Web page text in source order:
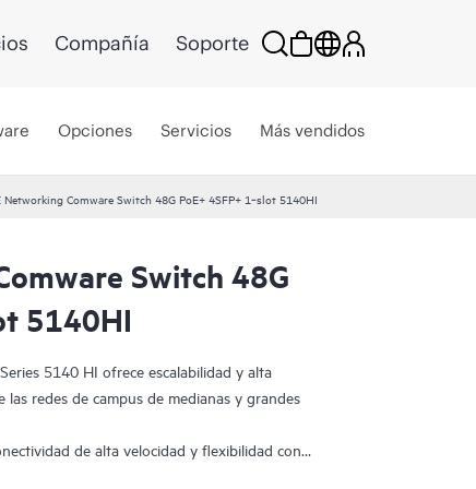
Compañía Soporte
Opciones Servicios Más vendidos
Networking Comware Switch 48G PoE+ 4SFP+ 1‑slot 5140HI
Switch 48G
5140HI
Series 5140 HI ofrece escalabilidad y alta
redes de campus de medianas y grandes
de alta velocidad y flexibilidad con